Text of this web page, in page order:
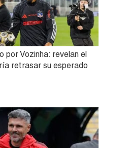
por Vozinha: revelan el
retrasar su esperado